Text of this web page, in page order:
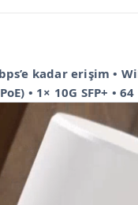
kadar erişim •
• 1× 10G SFP+ •